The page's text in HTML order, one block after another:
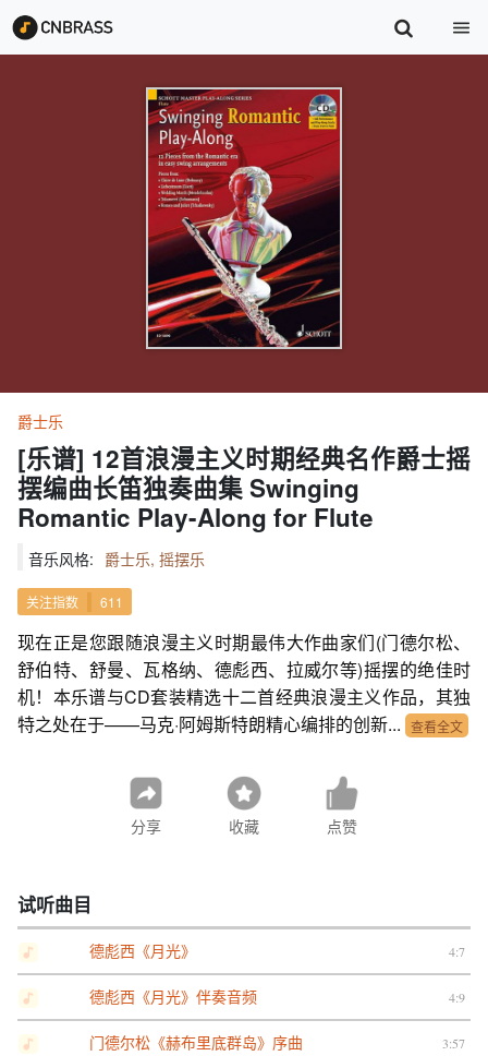
爵士乐
[乐谱] 12首浪漫主义时期经典名作爵士摇
摆编曲长笛独奏曲集 Swinging
Romantic Play-Along for Flute
音乐风格: 爵士乐, 摇摆乐
关注指数 611
现在正是您跟随浪漫主义时期最伟大作曲家们(门德尔松、
舒伯特、舒曼、瓦格纳、德彪西、拉威尔等)摇摆的绝佳时
机！本乐谱与CD套装精选十二首经典浪漫主义作品，其独
特之处在于——马克·阿姆斯特朗精心编排的创新... 查看全文
分享 收藏 点赞
试听曲目
德彪西《月光》 4:7
德彪西《月光》伴奏音频 4:9
门德尔松《赫布里底群岛》序曲 3:57